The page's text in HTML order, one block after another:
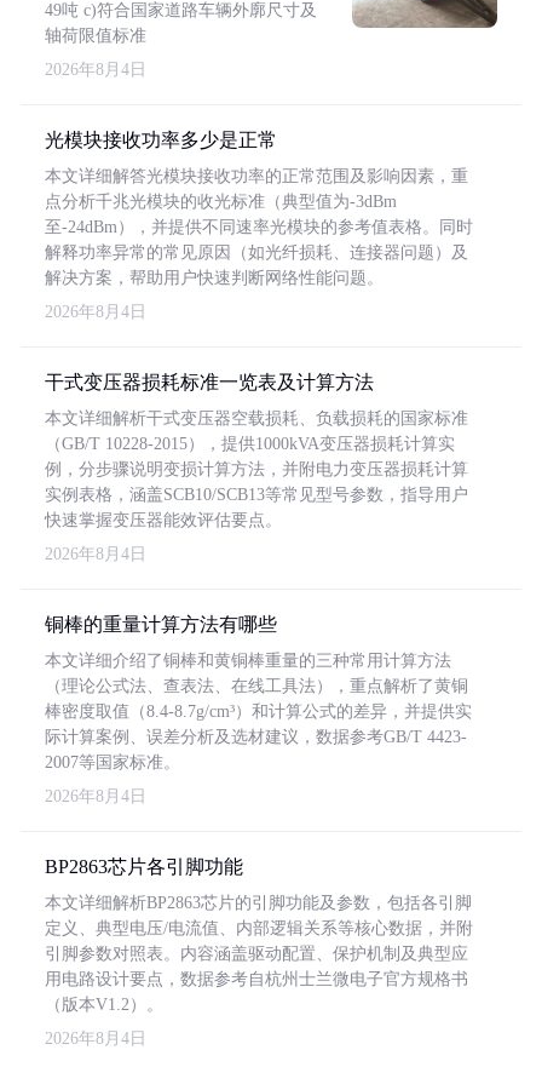
49吨 c)符合国家道路车辆外廓尺寸及
轴荷限值标准
2026年8月4日
光模块接收功率多少是正常
本文详细解答光模块接收功率的正常范围及影响因素，重
点分析千兆光模块的收光标准（典型值为-3dBm
至-24dBm），并提供不同速率光模块的参考值表格。同时
解释功率异常的常见原因（如光纤损耗、连接器问题）及
解决方案，帮助用户快速判断网络性能问题。
2026年8月4日
干式变压器损耗标准一览表及计算方法
本文详细解析干式变压器空载损耗、负载损耗的国家标准
（GB/T 10228-2015），提供1000kVA变压器损耗计算实
例，分步骤说明变损计算方法，并附电力变压器损耗计算
实例表格，涵盖SCB10/SCB13等常见型号参数，指导用户
快速掌握变压器能效评估要点。
2026年8月4日
铜棒的重量计算方法有哪些
本文详细介绍了铜棒和黄铜棒重量的三种常用计算方法
（理论公式法、查表法、在线工具法），重点解析了黄铜
棒密度取值（8.4-8.7g/cm³）和计算公式的差异，并提供实
际计算案例、误差分析及选材建议，数据参考GB/T 4423-
2007等国家标准。
2026年8月4日
BP2863芯片各引脚功能
本文详细解析BP2863芯片的引脚功能及参数，包括各引脚
定义、典型电压/电流值、内部逻辑关系等核心数据，并附
引脚参数对照表。内容涵盖驱动配置、保护机制及典型应
用电路设计要点，数据参考自杭州士兰微电子官方规格书
（版本V1.2）。
2026年8月4日